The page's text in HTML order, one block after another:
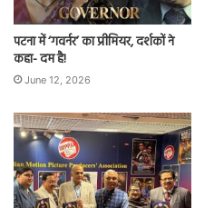
पटना में ‘गवर्नर’ का प्रीमियर, दर्शकों ने
कहा- दम है!
June 12, 2026